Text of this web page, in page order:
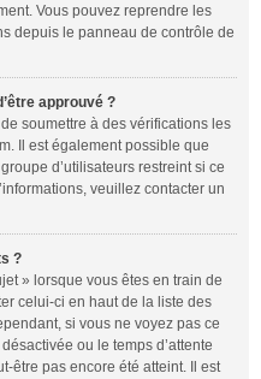
Vous pouvez reprendre les
depuis le panneau de contrôle de
approuvé ?
soumettre à des vérifications les
Il est également possible que
d’utilisateurs restreint si ce
veuillez contacter un
?
» lorsque vous êtes en train de
celui-ci en haut de la liste des
si vous ne voyez pas ce
ou le temps d’attente
être pas encore été atteint. Il est